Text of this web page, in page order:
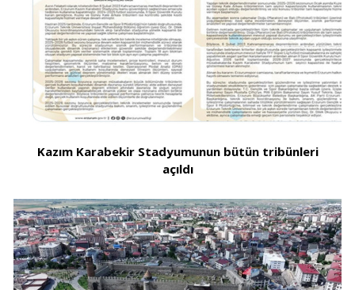
Kazım Karabekir Stadyumunun bütün tribünleri
açıldı